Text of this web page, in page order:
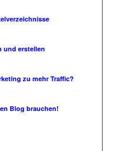
und erstellen
zu mehr Traffic?
Blog brauchen!